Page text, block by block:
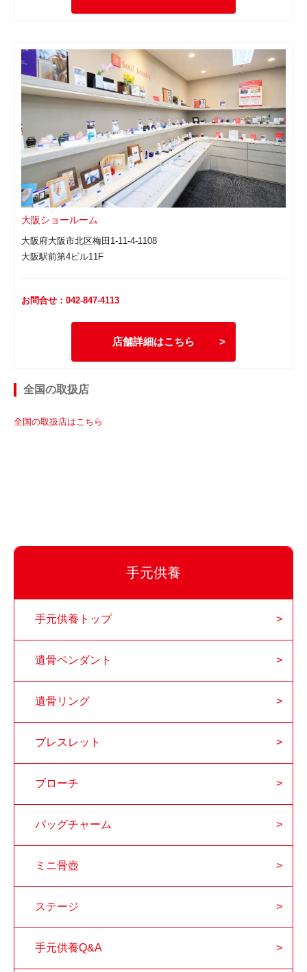
大阪ショールーム
大阪府大阪市北区梅田1-11-4-1108
大阪駅前第4ビル11F
お問合せ：042-847-4113
店舗詳細はこちら
全国の取扱店
全国の取扱店はこちら
手元供養
手元供養トップ
遺骨ペンダント
遺骨リング
ブレスレット
ブローチ
バッグチャーム
ミニ骨壺
ステージ
手元供養Q&A